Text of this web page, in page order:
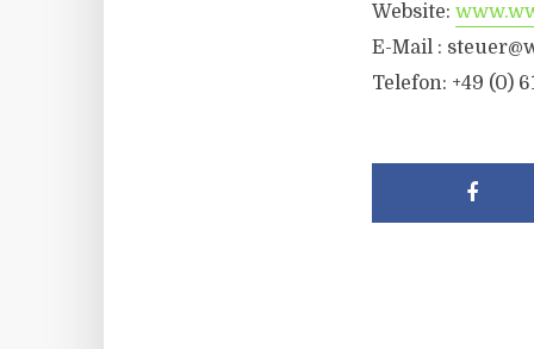
Website:
E-Mail :
Telefon: +49 (0)